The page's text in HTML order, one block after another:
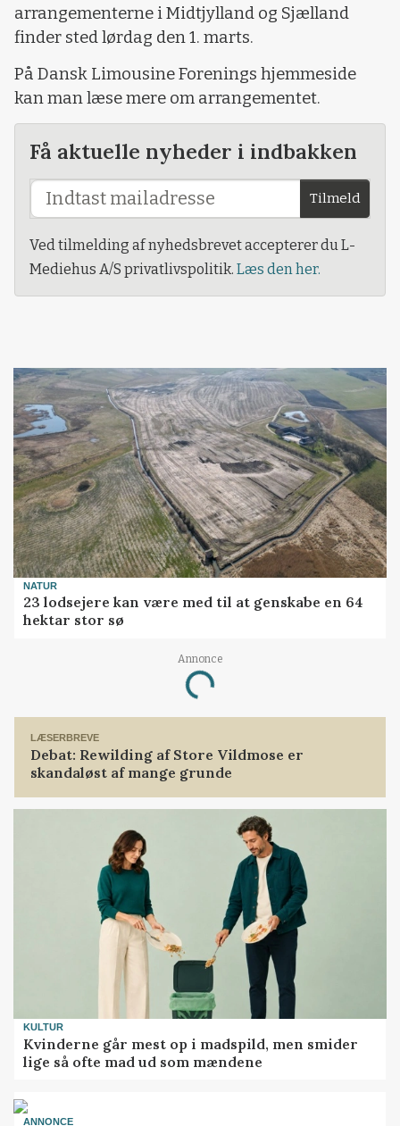
arrangementerne i Midtjylland og Sjælland
finder sted lørdag den 1. marts.
På Dansk Limousine Forenings hjemmeside
kan man læse mere om arrangementet.
Få aktuelle nyheder i indbakken
Tilmeld
Ved tilmelding af nyhedsbrevet accepterer du L-
Mediehus A/S privatlivspolitik. Læs den her.
NATUR
23 lodsejere kan være med til at genskabe en 64
hektar stor sø
Annonce
Loading...
LÆSERBREVE
Debat: Rewilding af Store Vildmose er
skandaløst af mange grunde
KULTUR
Kvinderne går mest op i madspild, men smider
lige så ofte mad ud som mændene
ANNONCE